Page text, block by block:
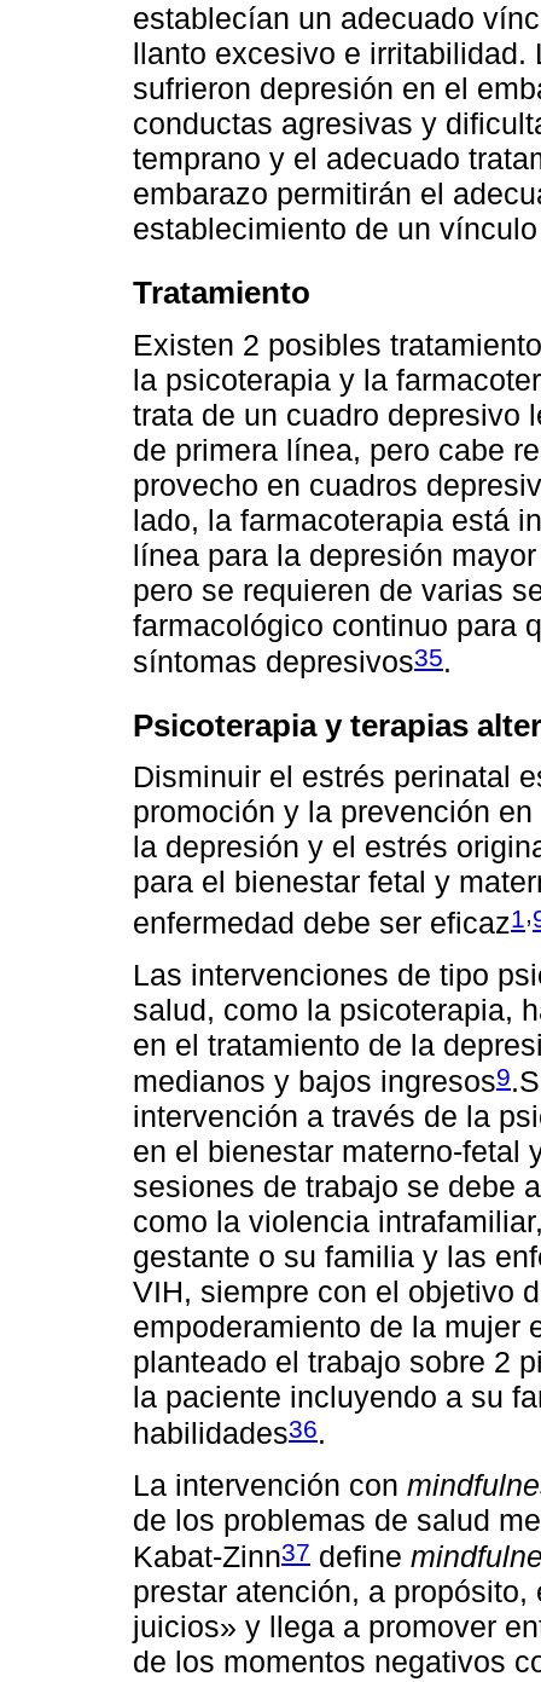
establecían un adecuado
llanto excesivo e irritabilidad.
sufrieron depresión en el
conductas agresivas y
temprano y el adecuado
embarazo permitirán el
establecimiento de un
Tratamiento
Existen 2 posibles
la psicoterapia y la
trata de un cuadro depresivo
de primera línea, pero cabe
provecho en cuadros
lado, la farmacoterapia está
línea para la depresión
pero se requieren de varias
farmacológico continuo para
síntomas depresivos35.
Psicoterapia y terapias
Disminuir el estrés perinatal
promoción y la prevención
la depresión y el estrés
para el bienestar fetal y
enfermedad debe ser eficaz1,
Las intervenciones de tipo
salud, como la psicoterapia,
en el tratamiento de la
medianos y bajos ingresos9
intervención a través de la
en el bienestar materno-fetal
sesiones de trabajo se debe
como la violencia
gestante o su familia y las
VIH, siempre con el objetivo
empoderamiento de la mujer
planteado el trabajo sobre 2
la paciente incluyendo a su
habilidades36.
La intervención con
de los problemas de salud
Kabat-Zinn37 define
prestar atención, a
juicios» y llega a promover
de los momentos negativos